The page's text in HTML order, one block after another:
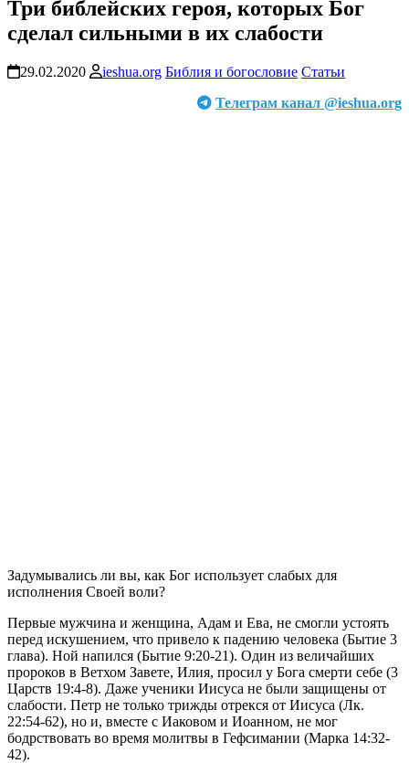
Три библейских героя, которых Бог
сделал сильными в их слабости
29.02.2020 ieshua.org Библия и богословие Статьи
Телеграм канал @ieshua.org
Задумывались ли вы, как Бог использует слабых для
исполнения Своей воли?
Первые мужчина и женщина, Адам и Ева, не смогли устоять
перед искушением, что привело к падению человека (Бытие 3
глава). Ной напился (Бытие 9:20-21). Один из величайших
пророков в Ветхом Завете, Илия, просил у Бога смерти себе (3
Царств 19:4-8). Даже ученики Иисуса не были защищены от
слабости. Петр не только трижды отрекся от Иисуса (Лк.
22:54-62), но и, вместе с Иаковом и Иоанном, не мог
бодрствовать во время молитвы в Гефсимании (Марка 14:32-
42).